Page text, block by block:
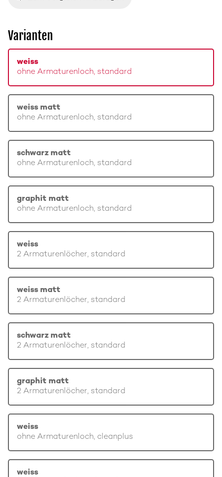
Varianten
weiss
ohne Armaturenloch, standard
weiss matt
ohne Armaturenloch, standard
schwarz matt
ohne Armaturenloch, standard
graphit matt
ohne Armaturenloch, standard
weiss
2 Armaturenlöcher, standard
weiss matt
2 Armaturenlöcher, standard
schwarz matt
2 Armaturenlöcher, standard
graphit matt
2 Armaturenlöcher, standard
weiss
ohne Armaturenloch, cleanplus
weiss